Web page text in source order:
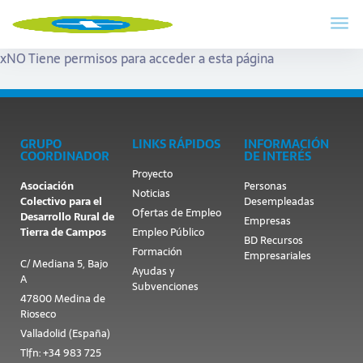
xNO Tiene permisos para acceder a esta página
GRUPO
COORDINADOR
Asociación
Colectivo para el
Desarrollo Rural de
Tierra de Campos
C/ Mediana 5, Bajo
A
47800 Medina de
Rioseco
Valladolid (España)
Tlfn: +34 983 725
LINKS RÁPIDOS
Proyecto
Noticias
Ofertas de Empleo
Empleo Público
Formación
Ayudas y
Subvenciones
INFORMACIÓN
DE INTERÉS
Personas
Desempleadas
Empresas
BD Recursos
Empresariales